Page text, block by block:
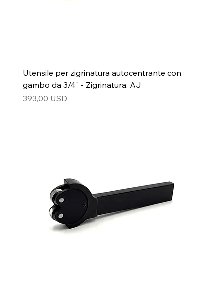
Utensile per zigrinatura autocentrante con
gambo da 3/4" - Zigrinatura: AJ
Prezzo
393,00 USD